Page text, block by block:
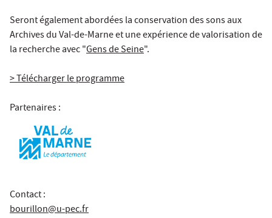
Seront également abordées la conservation des sons aux
Archives du Val-de-Marne et une expérience de valorisation de
la recherche avec "Gens de Seine".
> Télécharger le programme
Partenaires :
Contact :
bourillon@u-pec.fr